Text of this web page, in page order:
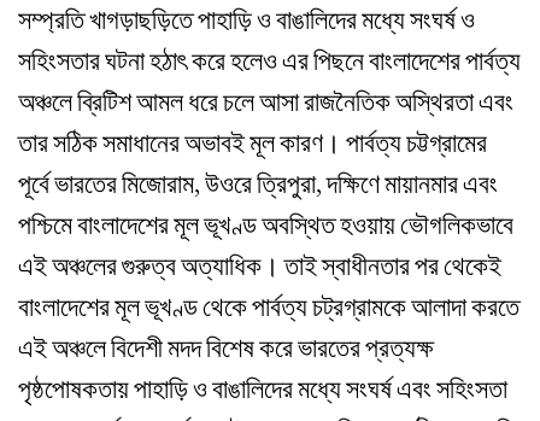
সম্প্রতি খাগড়াছড়িতে পাহাড়ি ও বাঙালিদের মধ্যে সংঘর্ষ ও
সহিংসতার ঘটনা হঠাৎ করে হলেও এর পিছনে বাংলাদেশের পার্বত্য
অঞ্চলে ব্রিটিশ আমল ধরে চলে আসা রাজনৈতিক অস্থিরতা এবং
তার সঠিক সমাধানের অভাবই মূল কারণ। পার্বত্য চট্টগ্রামের
পূর্বে ভারতের মিজোরাম, উওরে ত্রিপুরা, দক্ষিণে মায়ানমার এবং
পশ্চিমে বাংলাদেশের মূল ভূখণ্ড অবস্থিত হওয়ায় ভৌগলিকভাবে
এই অঞ্চলের গুরুত্ব অত্যাধিক। তাই স্বাধীনতার পর থেকেই
বাংলাদেশের মূল ভূখণ্ড থেকে পার্বত্য চট্রগ্রামকে আলাদা করতে
এই অঞ্চলে বিদেশী মদদ বিশেষ করে ভারতের প্রত্যক্ষ
পৃষ্ঠপোষকতায় পাহাড়ি ও বাঙালিদের মধ্যে সংঘর্ষ এবং সহিংসতা